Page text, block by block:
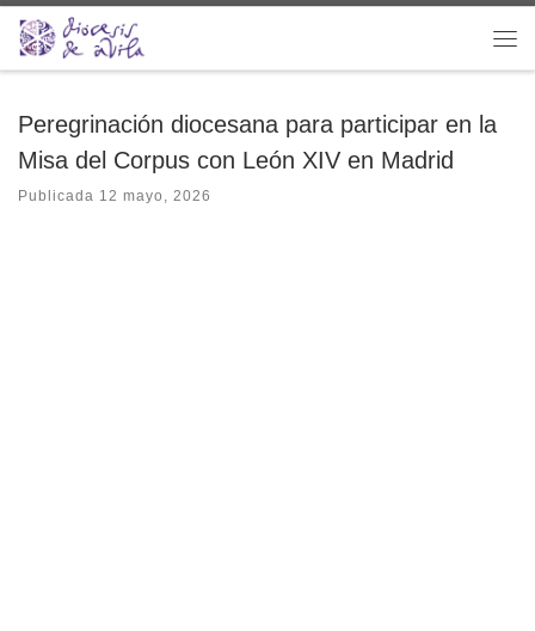
Saltar al contenido
Peregrinación diocesana para participar en la
Misa del Corpus con León XIV en Madrid
Publicada 12 mayo, 2026